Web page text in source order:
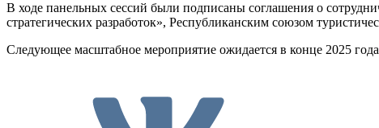
В ходе панельных сессий были подписаны соглашения о
стратегических разработок», Республиканским союзом
Следующее масштабное мероприятие ожидается в конце 2025